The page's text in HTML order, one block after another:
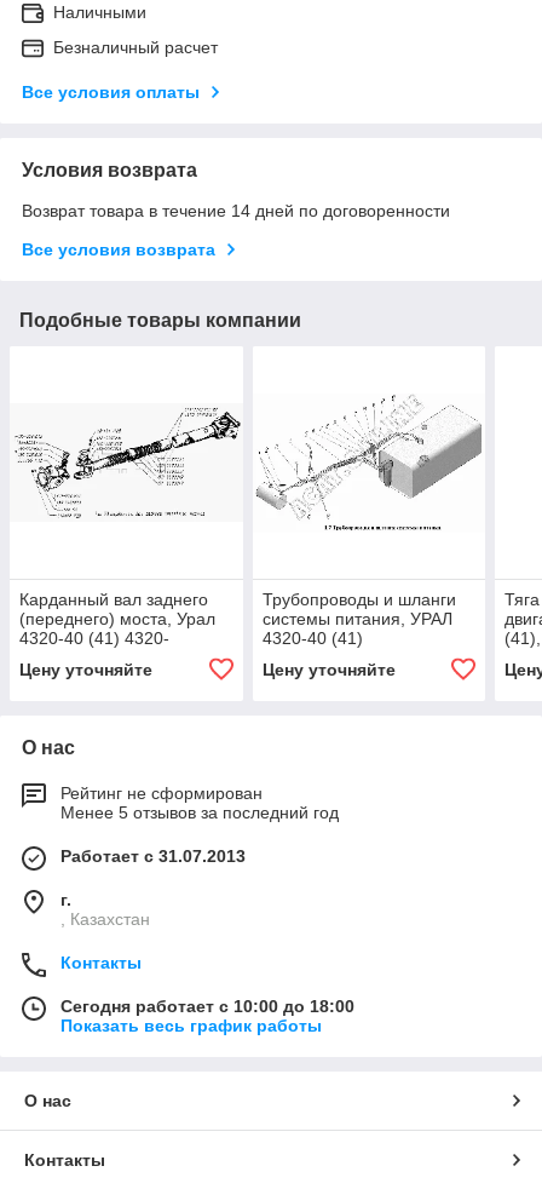
Наличными
Безналичный расчет
Все условия оплаты
Условия возврата
Возврат товара в течение 14 дней по договоренности
Все условия возврата
Подобные товары компании
Карданный вал заднего
(переднего) моста, Урал
4320-40 (41) 4320-
Цену уточняйте
Трубопроводы и шланги
системы питания, УРАЛ
4320-40 (41)
Цену уточняйте
О нас
Рейтинг не сформирован
Менее 5 отзывов за последний год
Работает с 31.07.2013
г.
, Казахстан
Контакты
Сегодня работает с 10:00 до 18:00
Показать весь график работы
О нас
Контакты